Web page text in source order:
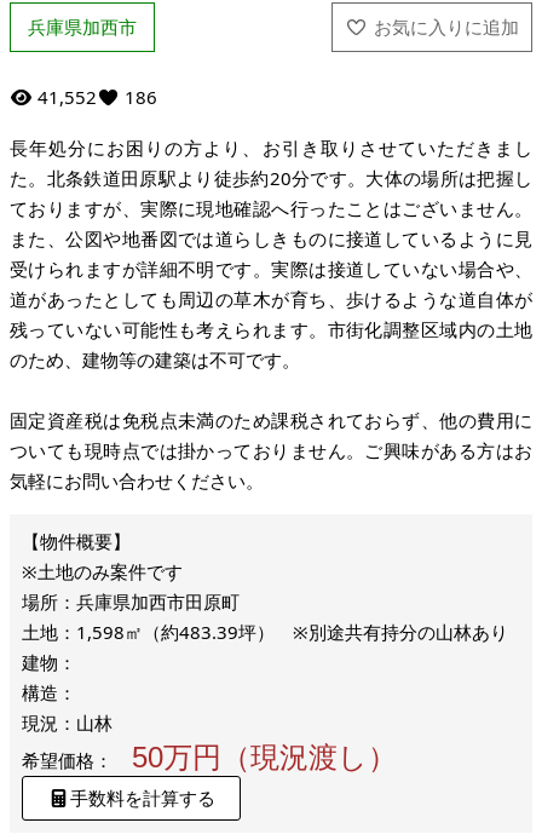
兵庫県加西市
41,552 186
長年処分にお困りの方より、お引き取りさせていただきまし
た。北条鉄道田原駅より徒歩約20分です。大体の場所は把握し
ておりますが、実際に現地確認へ行ったことはございません。
また、公図や地番図では道らしきものに接道しているように見
受けられますが詳細不明です。実際は接道していない場合や、
道があったとしても周辺の草木が育ち、歩けるような道自体が
残っていない可能性も考えられます。市街化調整区域内の土地
のため、建物等の建築は不可です。
固定資産税は免税点未満のため課税されておらず、他の費用に
ついても現時点では掛かっておりません。ご興味がある方はお
気軽にお問い合わせください。
※土地のみ案件です
場所：兵庫県加西市田原町
土地：1,598㎡（約483.39坪） ※別途共有持分の山林あり
建物：
構造：
現況：山林
希望価格：
50万円（現況渡し）
手数料を計算する